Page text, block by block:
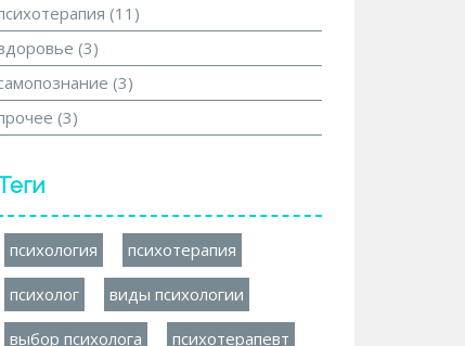
(11)
(3)
(3)
(3)
психология психотерапия
психолог виды психологии
выбор психолога психотерапевт